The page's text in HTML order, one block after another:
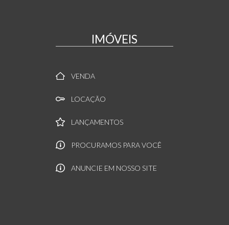
IMÓVEIS
VENDA
LOCAÇÃO
LANÇAMENTOS
PROCURAMOS PARA VOCÊ
ANUNCIE EM NOSSO SITE